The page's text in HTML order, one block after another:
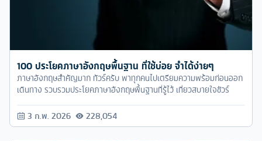
100 ประโยคภาษาอังกฤษพื้นฐาน ที่ใช้บ่อย จำได้ง่ายๆ
ภาษาอังกฤษสำคัญมาก ทัวร์ครับ พาทุกคนไปเตรียมความพร้อมก่อนออก
เดินทาง รวบรวมประโยคภาษาอังกฤษพื้นฐานที่รู้ไว้ เที่ยวสบายใจชัวร์
3 ก.พ. 2026 228,054